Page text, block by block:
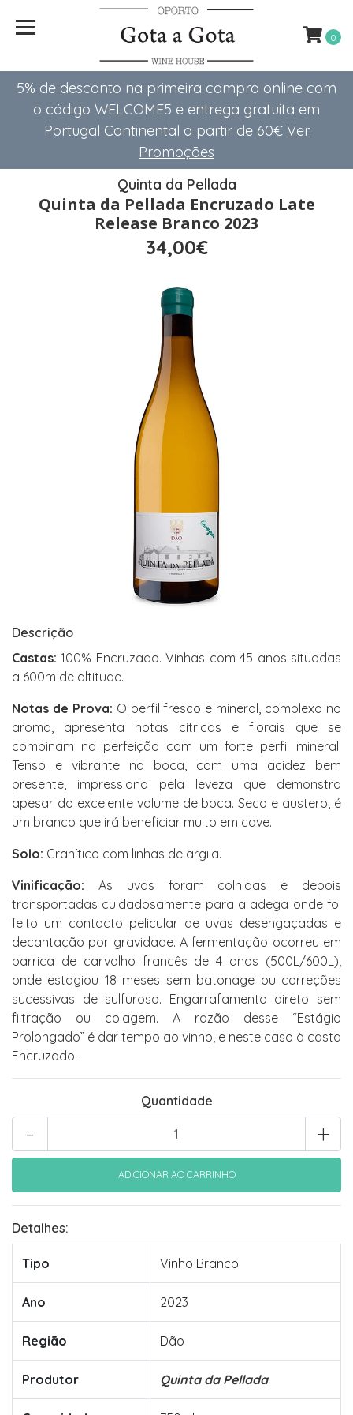
5% de desconto na primeira compra online com
o código WELCOME5 e entrega gratuita em
Portugal Continental a partir de 60€ Ver
Promoções
0
Quinta da Pellada
Quinta da Pellada Encruzado Late
Release Branco 2023
34,00€
Descrição
Castas: 100% Encruzado. Vinhas com 45 anos situadas
a 600m de altitude.
Notas de Prova: O perfil fresco e mineral, complexo no
aroma, apresenta notas cítricas e florais que se
combinam na perfeição com um forte perfil mineral.
Tenso e vibrante na boca, com uma acidez bem
presente, impressiona pela leveza que demonstra
apesar do excelente volume de boca. Seco e austero, é
um branco que irá beneficiar muito em cave.
Solo: Granítico com linhas de argila.
Vinificação: As uvas foram colhidas e depois
transportadas cuidadosamente para a adega onde foi
feito um contacto pelicular de uvas desengaçadas e
decantação por gravidade. A fermentação ocorreu em
barrica de carvalho francês de 4 anos (500L/600L),
onde estagiou 18 meses sem batonage ou correções
sucessivas de sulfuroso. Engarrafamento direto sem
filtração ou colagem. A razão desse “Estágio
Prolongado” é dar tempo ao vinho, e neste caso à casta
Encruzado.
Quantidade
+
-
Detalhes:
Tipo Vinho Branco
Ano 2023
Região Dão
Produtor Quinta da Pellada